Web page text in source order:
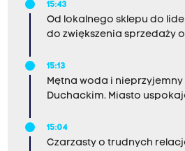
15:43
Od lokalnego sklepu do
do zwiększenia sprzedaży
15:13
Mętna woda i
Duchackim. Miasto
15:04
Czarzasty o trudnych